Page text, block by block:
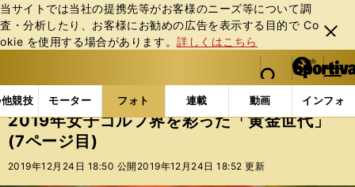
当サイトでは当社の提携先等がお客様のニーズ等について調
査・分析したり、お客様にお勧めの広告を表⽰する⽬的で Co
okie を使⽤する場合があります。詳しくはこちら
閉じ
る
web Sportiva (webスポルティーバ)
検索
マイペ
ー
ジ
メニュ
競技 モーター フォト 連載 動画 インフォ
b
ス
ポ
ル
フォトギャラリー スポーツビーナスギャラリー
2019年女子ゴルフ界を彩った「黄金世代」
(7ページ目)
2019年12月24日 18:50 公開 2019年12月24日 18:52 更新